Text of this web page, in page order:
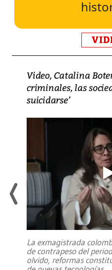
Video, Catalina
criminales, las
suicidarse’
La exmagistrada
de contrapeso del
olvido, reformas